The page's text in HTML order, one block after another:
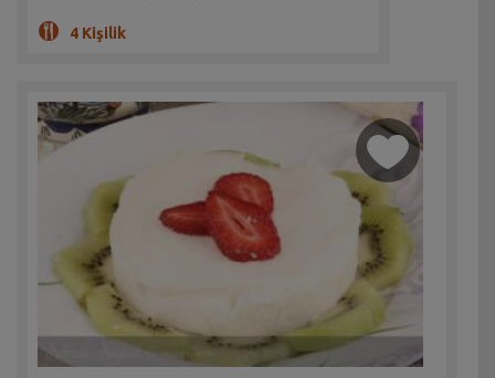
4 Kişilik